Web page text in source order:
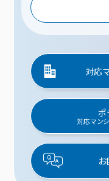
対応
ポ
対応マン